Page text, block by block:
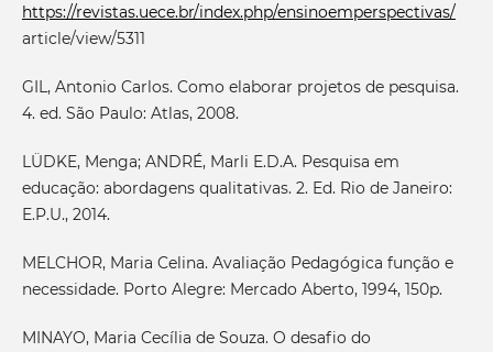
https://revistas.uece.br/index.php/ensinoemperspectivas/
article/view/5311
GIL, Antonio Carlos. Como elaborar projetos de pesquisa.
4. ed. São Paulo: Atlas, 2008.
LÜDKE, Menga; ANDRÉ, Marli E.D.A. Pesquisa em
educação: abordagens qualitativas. 2. Ed. Rio de Janeiro:
E.P.U., 2014.
MELCHOR, Maria Celina. Avaliação Pedagógica função e
necessidade. Porto Alegre: Mercado Aberto, 1994, 150p.
MINAYO, Maria Cecília de Souza. O desafio do